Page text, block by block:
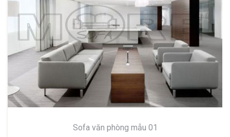
Sofa văn phòng mẫu 01